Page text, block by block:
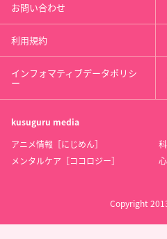
お問い合わせ
利用規約
インフォマティブデータポリシ
ー
kusuguru media
アニメ情報［にじめん］
メンタルケア［ココロジー］
Copyright